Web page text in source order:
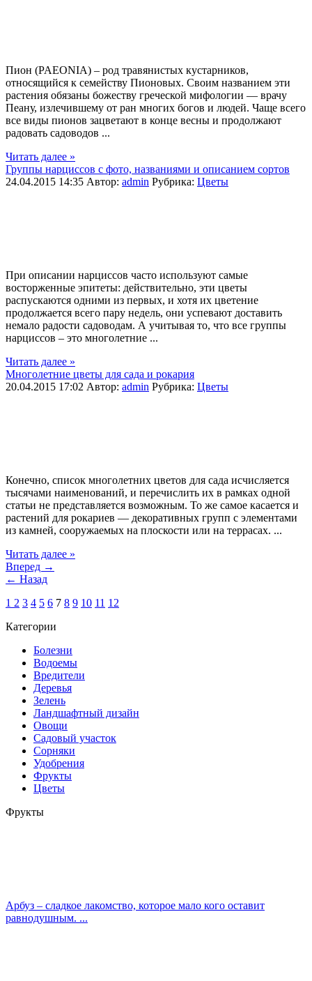
Пион (PAEONIA) – род травянистых кустарников,
относящийся к семейству Пионовых. Своим названием эти
растения обязаны божеству греческой мифологии — врачу
Пеану, излечившему от ран многих богов и людей. Чаще всего
все виды пионов зацветают в конце весны и продолжают
радовать садоводов ...
Читать далее »
Группы нарциссов с фото, названиями и описанием сортов
24.04.2015 14:35 Автор: admin Рубрика: Цветы
При описании нарциссов часто используют самые
восторженные эпитеты: действительно, эти цветы
распускаются одними из первых, и хотя их цветение
продолжается всего пару недель, они успевают доставить
немало радости садоводам. А учитывая то, что все группы
нарциссов – это многолетние ...
Читать далее »
Многолетние цветы для сада и рокария
20.04.2015 17:02 Автор: admin Рубрика: Цветы
Конечно, список многолетних цветов для сада исчисляется
тысячами наименований, и перечислить их в рамках одной
статьи не представляется возможным. То же самое касается и
растений для рокариев — декоративных групп с элементами
из камней, сооружаемых на плоскости или на террасах. ...
Читать далее »
Вперед →
← Назад
1 2 3 4 5 6 7 8 9 10 11 12
Категории
Болезни
Водоемы
Вредители
Деревья
Зелень
Ландшафтный дизайн
Овощи
Садовый участок
Сорняки
Удобрения
Фрукты
Цветы
Фрукты
Арбуз – сладкое лакомство, которое мало кого оставит
равнодушным. ...